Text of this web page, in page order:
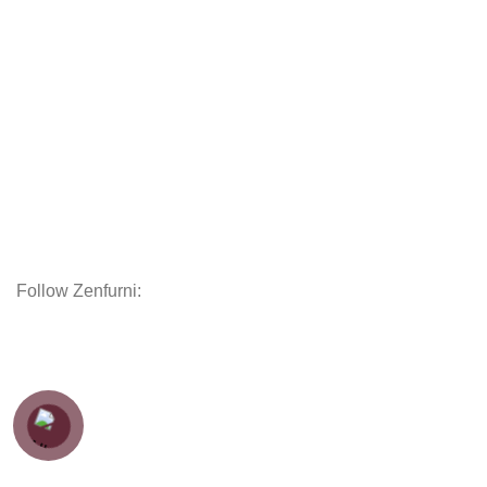
Follow Zenfurni:
Chính sách thanh toán
Chính sách bảo hành
Chính sách vận chuyển